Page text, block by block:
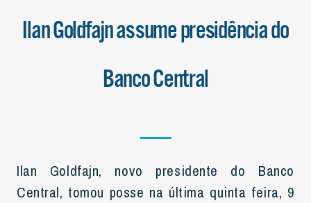
Ilan Goldfajn assume presidência do
Banco Central
Ilan Goldfajn, novo presidente do Banco
Central, tomou posse na última quinta feira, 9